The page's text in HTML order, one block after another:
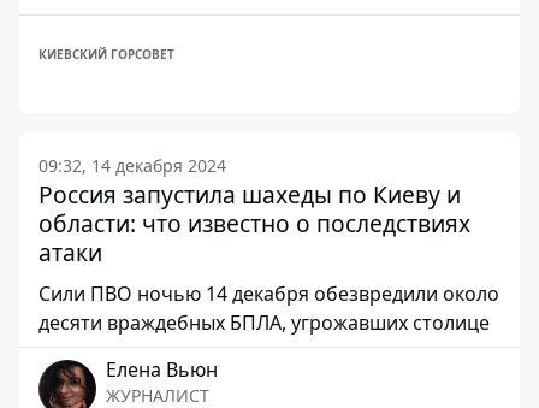
КИЕВСКИЙ ГОРСОВЕТ
09:32, 14 декабря 2024
Россия запустила шахеды по Киеву и
области: что известно о последствиях
атаки
Сили ПВО ночью 14 декабря обезвредили около
десяти враждебных БПЛА, угрожавших столице
Елена Вьюн
ЖУРНАЛИСТ